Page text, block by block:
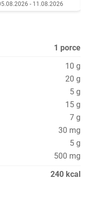
- 11.08.2026
1 porce
10 g
20 g
5 g
15 g
7 g
30 mg
5 g
500 mg
240 kcal